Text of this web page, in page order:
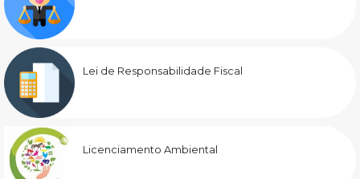
Lei de Responsabilidade Fiscal
Licenciamento Ambiental